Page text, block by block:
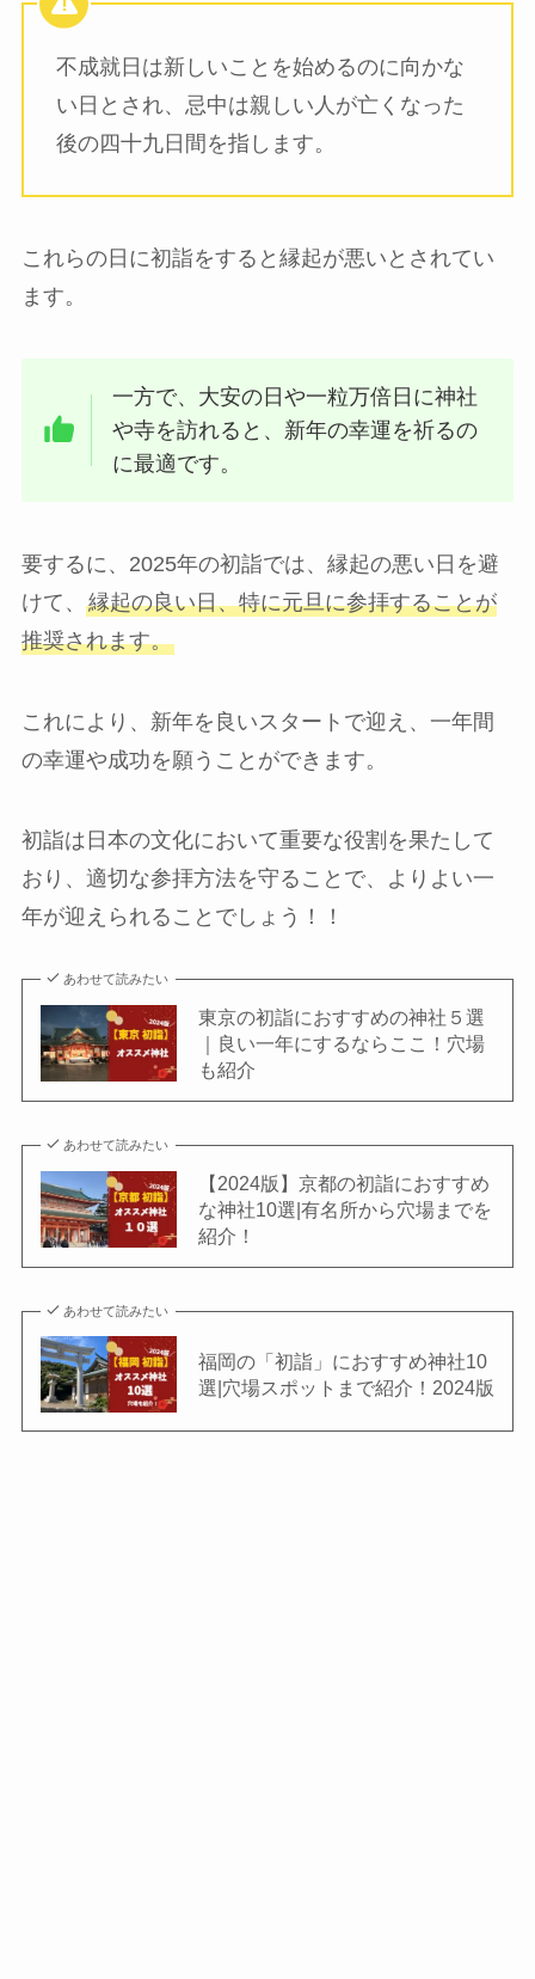
不成就日は新しいことを始めるのに向かな
い日とされ、忌中は親しい人が亡くなった
後の四十九日間を指します。
これらの日に初詣をすると縁起が悪いとされてい
ます。
一方で、大安の日や一粒万倍日に神社
や寺を訪れると、新年の幸運を祈るの
に最適です。
要するに、2025年の初詣では、縁起の悪い日を避
けて、 縁起の良い日、特に元旦に参拝することが
推奨されます。
これにより、新年を良いスタートで迎え、一年間
の幸運や成功を願うことができます。
初詣は日本の文化において重要な役割を果たして
おり、適切な参拝方法を守ることで、よりよい一
年が迎えられることでしょう！！
あわせて読みたい
東京の初詣におすすめの神社５選
｜良い一年にするならここ！穴場
も紹介
あわせて読みたい
【2024版】京都の初詣におすすめ
な神社10選|有名所から穴場までを
紹介！
あわせて読みたい
福岡の「初詣」におすすめ神社10
選|穴場スポットまで紹介！2024版